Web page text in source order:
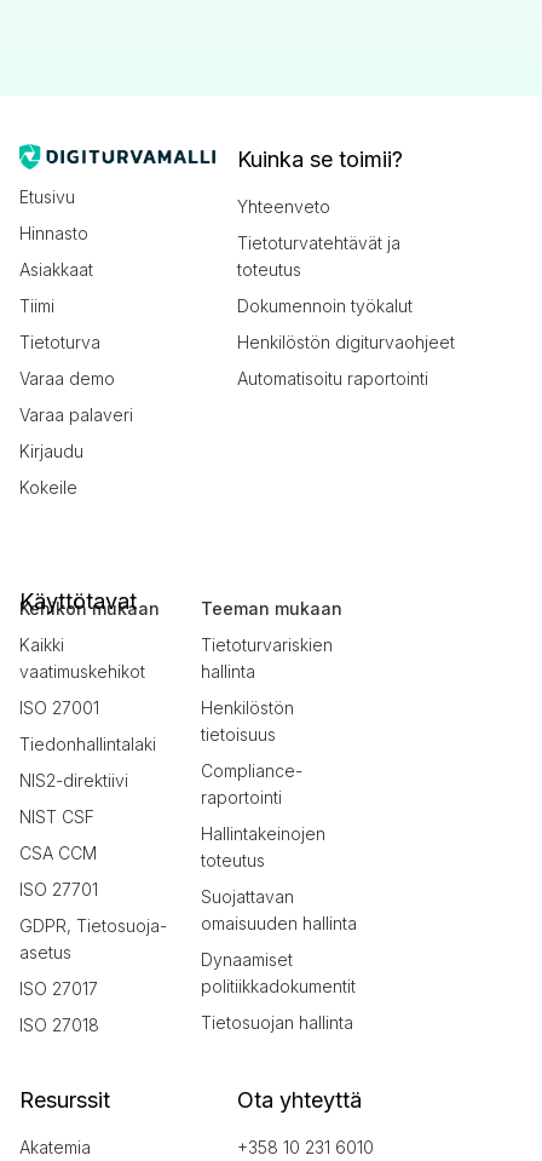
Etusivu
Hinnasto
Asiakkaat
Tiimi
Tietoturva
Varaa demo
Varaa palaveri
Kirjaudu
Kokeile
Kuinka se toimii?
Yhteenveto
Tietoturvatehtävät ja
toteutus
Dokumennoin työkalut
Henkilöstön digiturvaohjeet
Automatisoitu raportointi
Käyttötavat
Kehikon mukaan
Kaikki
vaatimuskehikot
ISO 27001
Tiedonhallintalaki
NIS2-direktiivi
NIST CSF
CSA CCM
ISO 27701
GDPR, Tietosuoja-
asetus
ISO 27017
ISO 27018
Teeman mukaan
Tietoturvariskien
hallinta
Henkilöstön
tietoisuus
Compliance-
raportointi
Hallintakeinojen
toteutus
Suojattavan
omaisuuden hallinta
Dynaamiset
politiikkadokumentit
Tietosuojan hallinta
Resurssit
Akatemia
Ota yhteyttä
+358 10 231 6010